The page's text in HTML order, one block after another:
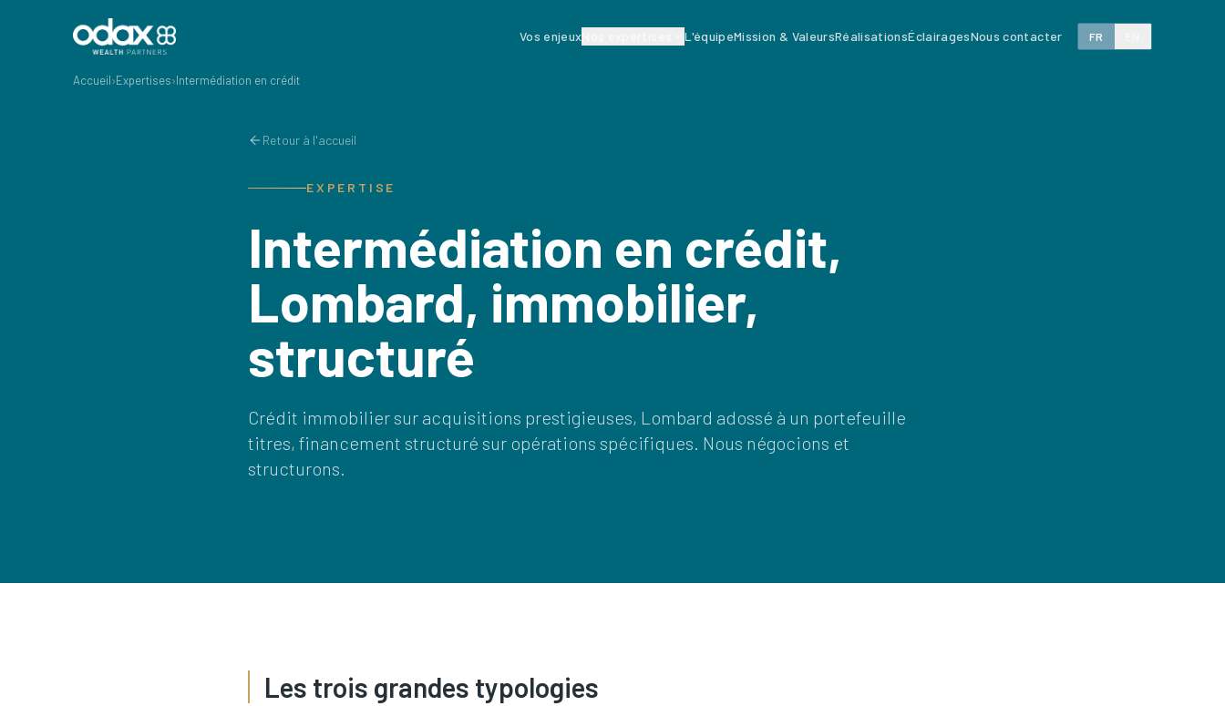
Vos enjeux L'équipeMission & ValeursRéalisationsÉclairagesNous contacter FR
Accueil›Expertises›Intermédiation en crédit
Retour à l'accueil
EXPERTISE
Intermédiation en crédit,
Lombard, immobilier,
structuré
Crédit immobilier sur acquisitions prestigieuses, Lombard adossé à un portefeuille
titres, financement structuré sur opérations spécifiques. Nous négocions et
structurons.
Les trois grandes typologies